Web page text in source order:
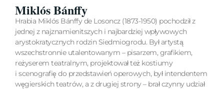
Miklós Bánffy
Hrabia Miklós Bánffy de Losoncz (1873-1950) pochodził z
jednej z najznamienitszych i najbardziej wpływowych
arystokratycznych rodzin Siedmiogrodu. Był artystą
wszechstronnie utalentowanym – pisarzem, grafikiem,
reżyserem teatralnym, projektował też kostiumy
i scenografię do przedstawień operowych, był intendentem
węgierskich teatrów, a z drugiej strony – brał czynny udział